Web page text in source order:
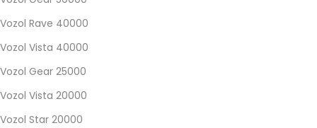
Vozol Rave 40000
Vozol Vista 40000
Vozol Gear 25000
Vozol Vista 20000
Vozol Star 20000